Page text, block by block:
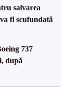
salvarea
fi scufundată
737
după